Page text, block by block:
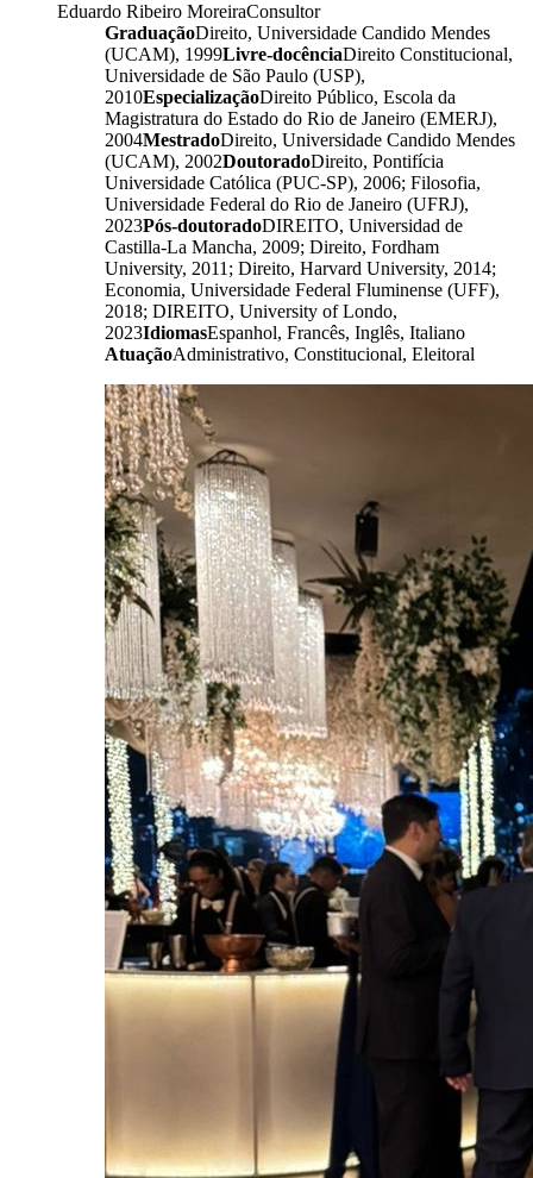
Eduardo Ribeiro MoreiraConsultor
GraduaçãoDireito, Universidade Candido Mendes
(UCAM), 1999Livre-docênciaDireito Constitucional,
Universidade de São Paulo (USP),
2010EspecializaçãoDireito Público, Escola da
Magistratura do Estado do Rio de Janeiro (EMERJ),
2004MestradoDireito, Universidade Candido Mendes
(UCAM), 2002DoutoradoDireito, Pontifícia
Universidade Católica (PUC-SP), 2006; Filosofia,
Universidade Federal do Rio de Janeiro (UFRJ),
2023Pós-doutoradoDIREITO, Universidad de
Castilla-La Mancha, 2009; Direito, Fordham
University, 2011; Direito, Harvard University, 2014;
Economia, Universidade Federal Fluminense (UFF),
2018; DIREITO, University of Londo,
2023IdiomasEspanhol, Francês, Inglês, Italiano
AtuaçãoAdministrativo, Constitucional, Eleitoral